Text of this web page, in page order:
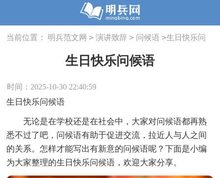
当前位置： 明兵范文网 > 演讲致辞 > 问候语 >生日快乐问
生日快乐问候语
时间：2025-10-30 22:40:59
生日快乐问候语
无论是在学校还是在社会中，大家对问候语都再熟
悉不过了吧，问候语有助于促进交流，拉近人与人之间
的关系。怎样才能写出有新意的问候语呢？下面是小编
为大家整理的生日快乐问候语，欢迎大家分享。